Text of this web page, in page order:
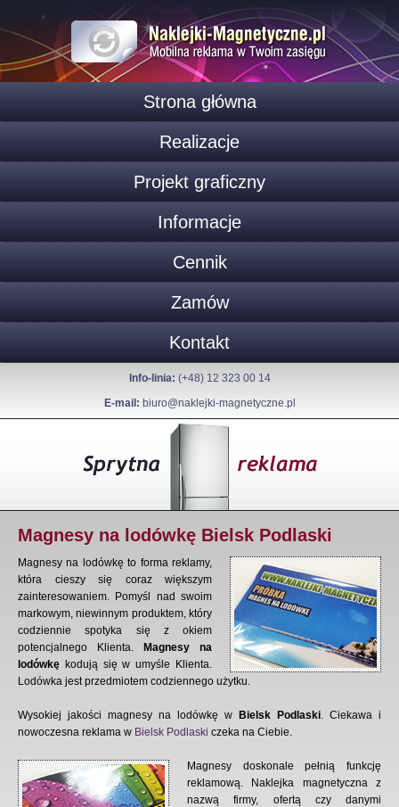
Strona główna
Realizacje
Projekt graficzny
Informacje
Cennik
Zamów
Kontakt
Info-linia: (+48) 12 323 00 14
E-mail: biuro@naklejki-magnetyczne.pl
Magnesy na lodówkę Bielsk Podlaski
Magnesy na lodówkę to forma reklamy,
która cieszy się coraz większym
zainteresowaniem. Pomyśl nad swoim
markowym, niewinnym produktem, który
codziennie spotyka się z okiem
potencjalnego Klienta. Magnesy na
lodówkę kodują się w umyśle Klienta.
Lodówka jest przedmiotem codziennego użytku.
Wysokiej jakości magnesy na lodówkę w Bielsk Podlaski. Ciekawa i
nowoczesna reklama w Bielsk Podlaski czeka na Ciebie.
Magnesy doskonale pełnią funkcję
reklamową. Naklejka magnetyczna z
nazwą firmy, ofertą czy danymi